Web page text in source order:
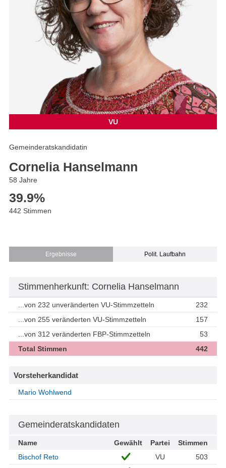
VU
Gemeinderatskandidatin
Cornelia Hanselmann
58 Jahre
39.9%
442 Stimmen
Ergebnisse Polit. Laufbahn
Stimmenherkunft: Cornelia Hanselmann
...von 232 unveränderten VU-Stimmzetteln
232
...von 255 veränderten VU-Stimmzetteln
157
...von 312 veränderten FBP-Stimmzetteln
53
Total Stimmen
442
Vorsteherkandidat
Mario Wohlwend
Gemeinderatskandidaten
Name Gewählt Partei
Stimmen
Bischof Reto
VU
503